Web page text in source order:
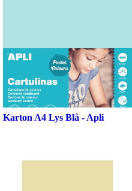
Karton A4 Lys Blå - Apli